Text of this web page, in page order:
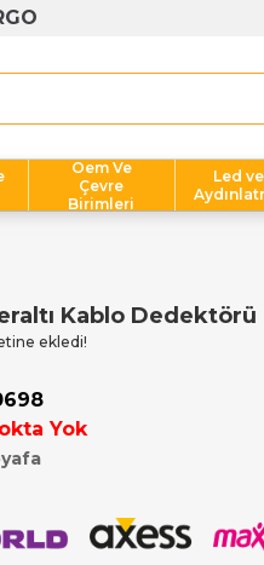
Oem Ve
Çevre
Birimleri
Led ve
Kablo Dedektörü
ekledi!
Yok